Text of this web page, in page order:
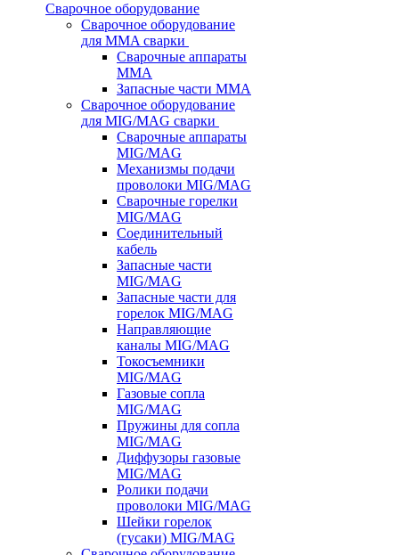
Сварочное оборудование
Сварочное оборудование
для MMA сварки
Сварочные аппараты
MMA
Запасные части MMA
Сварочное оборудование
для MIG/MAG сварки
Сварочные аппараты
MIG/MAG
Механизмы подачи
проволоки MIG/MAG
Сварочные горелки
MIG/MAG
Соединительный
кабель
Запасные части
MIG/MAG
Запасные части для
горелок MIG/MAG
Направляющие
каналы MIG/MAG
Токосъемники
MIG/MAG
Газовые сопла
MIG/MAG
Пружины для сопла
MIG/MAG
Диффузоры газовые
MIG/MAG
Ролики подачи
проволоки MIG/MAG
Шейки горелок
(гусаки) MIG/MAG